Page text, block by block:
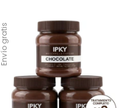
Envío gratis